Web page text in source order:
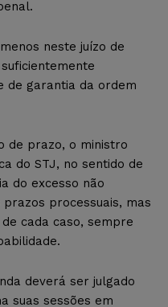
neste juízo de
de garantia da ordem
de prazo, o ministro
do STJ, no sentido de
do excesso não
processuais, mas
cada caso, sempre
deverá ser julgado
suas sessões em